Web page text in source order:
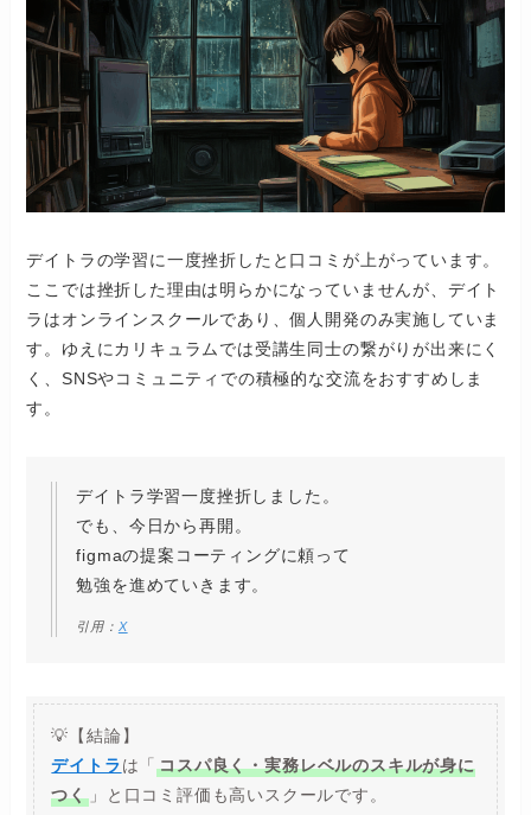
デイトラの学習に一度挫折したと口コミが上がっています。
ここでは挫折した理由は明らかになっていませんが、デイト
ラはオンラインスクールであり、個人開発のみ実施していま
す。ゆえにカリキュラムでは受講生同士の繋がりが出来にく
く、SNSやコミュニティでの積極的な交流をおすすめしま
す。
デイトラ学習一度挫折しました。
でも、今日から再開。
figmaの提案コーティングに頼って
勉強を進めていきます。
引用： X
💡【結論】
デイトラ は「コスパ良く・実務レベルのスキルが身に
つく 」と口コミ評価も高いスクールです。